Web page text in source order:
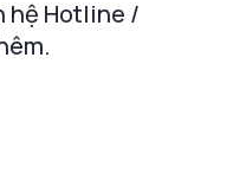
hệ Hotline /